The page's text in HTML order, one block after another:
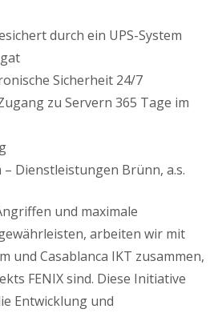
durch ein UPS-System
Sicherheit 24/7
zu Servern 365 Tage im
Dienstleistungen Brünn, a.s.
und maximale
arbeiten wir mit
und Casablanca IKT zusammen,
FENIX sind. Diese Initiative
Entwicklung und